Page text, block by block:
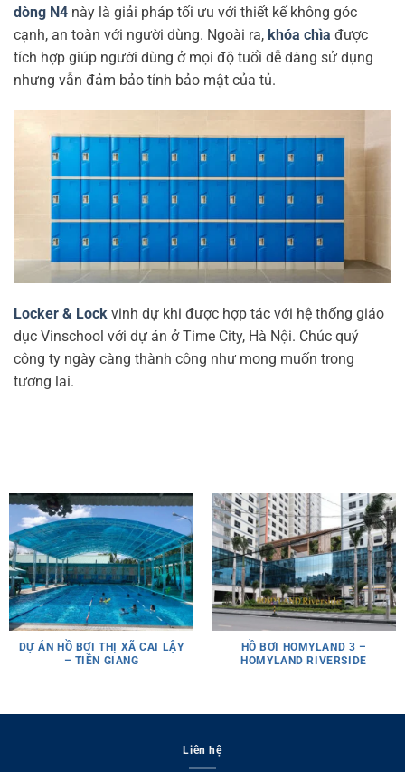
dòng N4 này là giải pháp tối ưu với thiết kế không góc
cạnh, an toàn với người dùng. Ngoài ra, khóa chìa được
tích hợp giúp người dùng ở mọi độ tuổi dễ dàng sử dụng
nhưng vẫn đảm bảo tính bảo mật của tủ.
Locker & Lock vinh dự khi được hợp tác với hệ thống giáo
dục Vinschool với dự án ở Time City, Hà Nội. Chúc quý
công ty ngày càng thành công như mong muốn trong
tương lai.
DỰ ÁN HỒ BƠI THỊ XÃ CAI LẬY
– TIỀN GIANG
HỒ BƠI HOMYLAND 3 –
HOMYLAND RIVERSIDE
Liên hệ